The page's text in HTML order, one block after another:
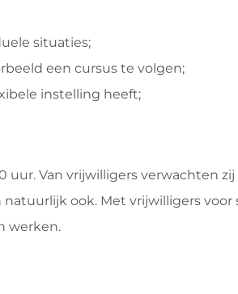
situaties;
een cursus te volgen;
instelling heeft;
uur. Van vrijwilligers verwachten zij
natuurlijk ook. Met vrijwilligers voor
werken.